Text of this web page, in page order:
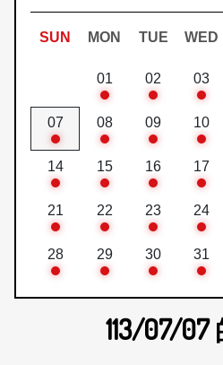
SUN MON TUE WED
01 02 03
07 08 09 10
14 15 16 17
21 22 23 24
28 29 30 31
113/07/07